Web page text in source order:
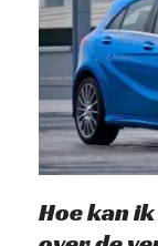
Hoe kan